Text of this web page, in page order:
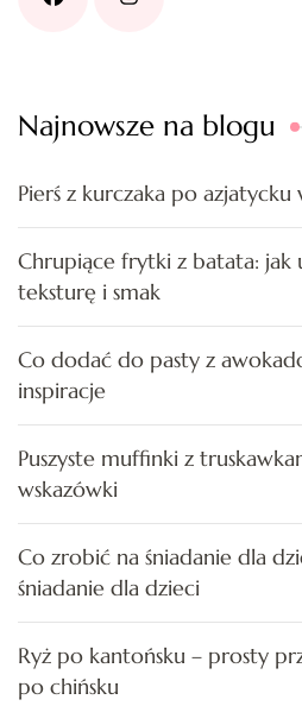
Najnowsze na blogu
Pierś z kurczaka po
Chrupiące frytki z batata: jak
teksturę i smak
Co dodać do pasty z
inspiracje
Puszyste muffinki z
wskazówki
Co zrobić na śniadanie dla
śniadanie dla dzieci
Ryż po kantońsku – prosty
po chińsku